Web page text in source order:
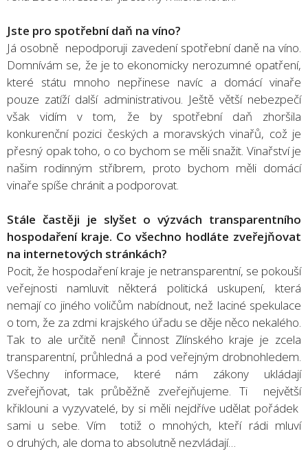
Jste pro spotřební daň na víno?
Já osobně nepodporuji zavedení spotřební daně na víno.
Domnívám se, že je to ekonomicky nerozumné opatření,
které státu mnoho nepřinese navíc a domácí vinaře
pouze zatíží další administrativou. Ještě větší nebezpečí
však vidím v tom, že by spotřební daň zhoršila
konkurenční pozici českých a moravských vinařů, což je
přesný opak toho, o co bychom se měli snažit. Vinařství je
našim rodinným stříbrem, proto bychom měli domácí
vinaře spíše chránit a podporovat.
Stále častěji je slyšet o výzvách transparentního
hospodaření kraje. Co všechno hodláte zveřejňovat
na internetových stránkách?
Pocit, že hospodaření kraje je netransparentní, se pokouší
veřejnosti namluvit některá politická uskupení, která
nemají co jiného voličům nabídnout, než laciné spekulace
o tom, že za zdmi krajského úřadu se děje něco nekalého.
Tak to ale určitě není! Činnost Zlínského kraje je zcela
transparentní, průhledná a pod veřejným drobnohledem.
Všechny informace, které nám zákony ukládají
zveřejňovat, tak průběžně zveřejňujeme. Ti největší
křiklouni a vyzyvatelé, by si měli nejdříve udělat pořádek
sami u sebe. Vím totiž o mnohých, kteří rádi mluví
o druhých, ale doma to absolutně nezvládají…